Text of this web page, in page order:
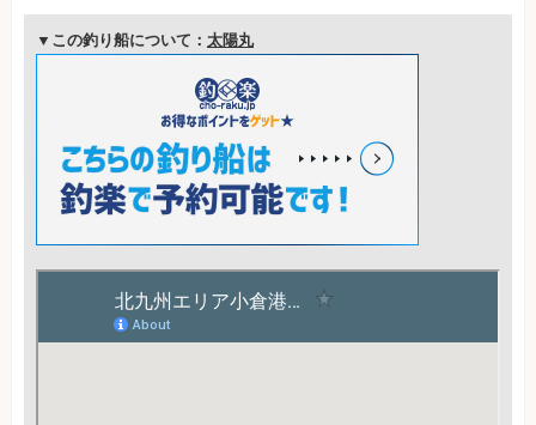
▼この釣り船について： 太陽丸